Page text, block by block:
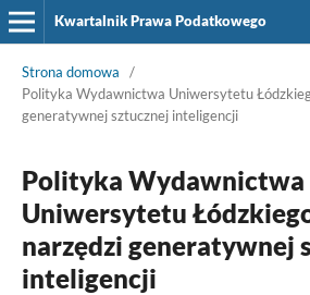
Kwartalnik Prawa Podatkowego
Strona domowa
/
Polityka Wydawnictwa Uniwersytetu
generatywnej sztucznej inteligencji
Polityka Wydawnictwa
Uniwersytetu
narzędzi generatywnej
inteligencji